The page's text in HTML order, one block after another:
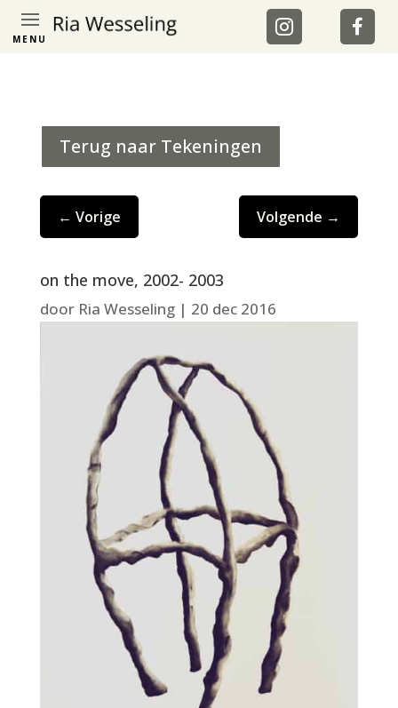
MENU
Terug naar Tekeningen
← Vorige Volgende →
on the move, 2002- 2003
door Ria Wesseling| 20 dec 2016